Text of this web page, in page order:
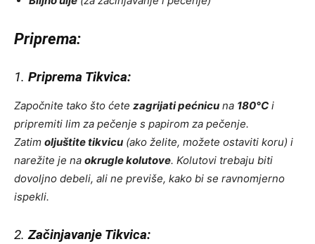
Priprema:
1. Priprema Tikvica:
Započnite tako što ćete zagrijati pećnicu na 180°C i
pripremiti lim za pečenje s papirom za pečenje.
Zatim oljuštite tikvicu (ako želite, možete ostaviti koru) i
narežite je na okrugle kolutove. Kolutovi trebaju biti
dovoljno debeli, ali ne previše, kako bi se ravnomjerno
ispekli.
2.Začinjavanje Tikvica: